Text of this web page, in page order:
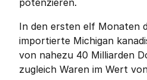
potenzieren.
In den ersten elf Monaten
importierte Michigan
von nahezu 40 Milliarden
zugleich Waren im Wert